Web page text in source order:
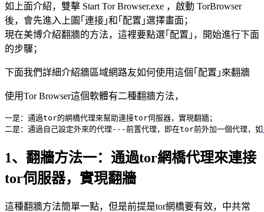
如上面介紹，雙擊 Start Tor Browser.exe ，啟動 TorBrowser
後，會先進入上圖｢連接｣和｢配置｣選擇畫面；
現在美博介紹翻牆的方法，這裡要點選｢配置｣，開始進行下面
的步驟；
下面我們詳細介紹牆區域網路友如何使用這個｢配置｣來翻牆
使用Tor Browser這個軟體有二種翻牆方法，
一是：通過tor的網橋代理來幫助連接tor伺服器，實現翻牆；
二是：通過自己設定外來的代理---前置代理，即在tor前外加一個代理，如
1、翻牆方法一：通過tor網橋代理來連接
tor伺服器，實現翻牆
這種翻牆方法簡單一點，但是前提是tor網橋要有效，中共常